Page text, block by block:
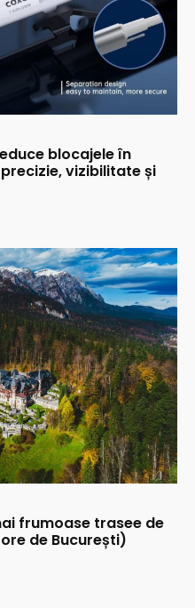
blocajele în
vizibilitate și
frumoase trasee de
de București)